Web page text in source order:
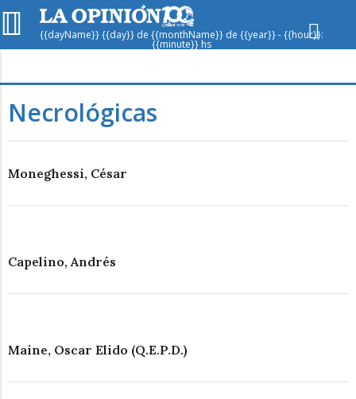
{{dayName}} {{day}} de {{monthName}} de {{year}} - {{hour}}:
{{minute}} hs
Necrológicas
Moneghessi, César
Capelino, Andrés
Maine, Oscar Elido (Q.E.P.D.)